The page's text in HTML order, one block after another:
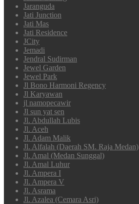
Jaranguda
Jati Junction
Jati Mas
Jati Residence
JCity
Jemadi
Jendral Sudirman
Jewel Garden
Jewel Park
Jl Bono Harmoni Regency
Jl Karyawan
jl namopecawir
Jl sun yat sen
Jl. Abdullah Lubis
Jl. Aceh
Jl. Adam Malik
Jl. Alfalah (Daerah SM. Raja Medan)
Jl. Amal (Medan Sunggal)
Jl. Amal Luhur
Jl. Ampera I
Jl. Ampera V
Jl. Asrama
Jl. Azalea (Cemara Asri)